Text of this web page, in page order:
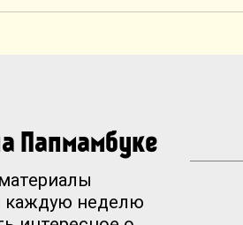
Папмамбуке
каждую неделю